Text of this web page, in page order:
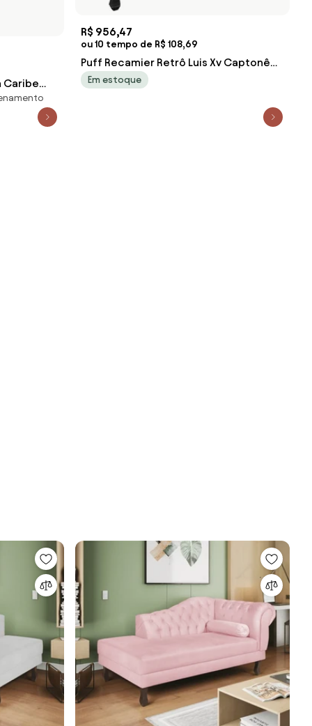
Caribe
R$ 956,47
ou 10 tempo de R$ 108,69
Puff Recamier Retrô Luis Xv Captonê
Quarto Vicenza 140cm Veludo S04 -
Em estoque